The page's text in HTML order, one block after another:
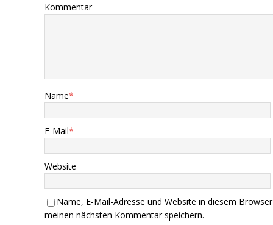
Kommentar
Name*
E-Mail*
Website
Name, E-Mail-Adresse und Website in diesem
meinen nächsten Kommentar speichern.